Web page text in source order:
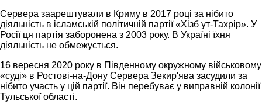
Сервера заарештували в Криму в 2017 році за нібито
діяльність в ісламській політичній партії «Хізб ут-Тахрір». У
Росії ця партія заборонена з 2003 року. В Україні їхня
діяльність не обмежується.
16 вересня 2020 року в Південному окружному військовому
«суді» в Ростові-на-Дону Сервера Зекир'ява засудили за
нібито участь у цій партії. Він перебуває у виправній колонії
Тульської області.